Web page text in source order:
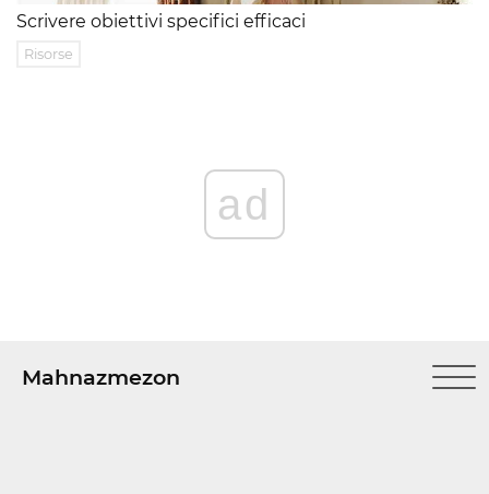
Scrivere obiettivi specifici efficaci
Risorse
ad
Mahnazmezon